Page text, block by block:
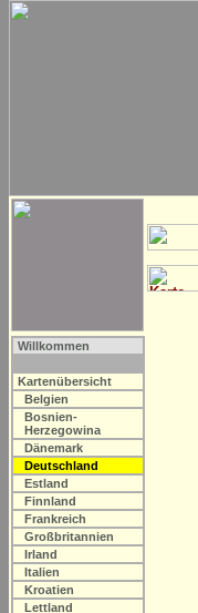
Willkommen
Kartenübersicht
Belgien
Bosnien-
Herzegowina
Dänemark
Deutschland
Estland
Finnland
Frankreich
Großbritannien
Irland
Italien
Kroatien
Lettland